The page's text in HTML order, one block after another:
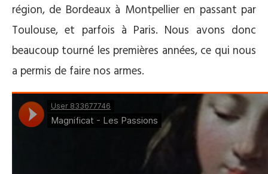
région, de Bordeaux à Montpellier en passant par
Toulouse, et parfois à Paris. Nous avons donc
beaucoup tourné les premières années, ce qui nous
a permis de faire nos armes.